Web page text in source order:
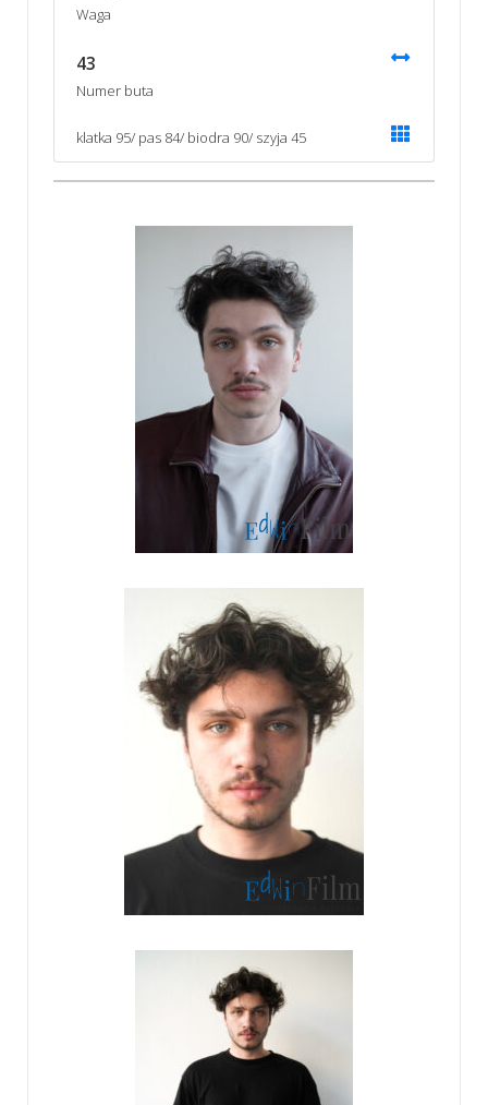
Waga
43
Numer buta
klatka 95/ pas 84/ biodra 90/ szyja 45